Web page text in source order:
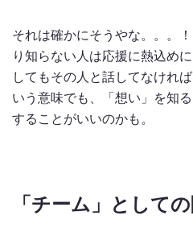
それは確かにそうやな。。。
り知らない人は応援に熱込め
してもその人と話してなけれ
いう意味でも、「想い」を知
することがいいのかも。
「チーム」として